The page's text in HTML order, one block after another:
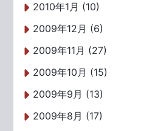
2010年1月 (10)
2009年12月 (6)
2009年11月 (27)
2009年10月 (15)
2009年9月 (13)
2009年8月 (17)